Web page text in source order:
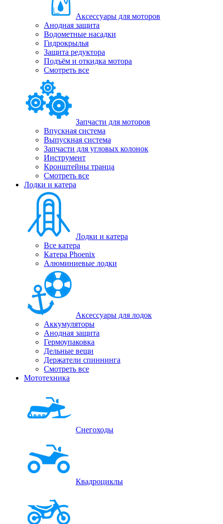
Аксессуары для моторов
Анодная защита
Водометные насадки
Гидрокрылья
Защита редуктора
Подъём и откидка мотора
Смотреть все
Запчасти для моторов
Впускная система
Выпускная система
Запчасти для угловых колонок
Инструмент
Кронштейны транца
Смотреть все
Лодки и катера
Лодки и катера
Все катера
Катера Phoenix
Алюминиевые лодки
Аксессуары для лодок
Аккумуляторы
Анодная защита
Гермоупаковка
Дельные вещи
Держатели спиннинга
Смотреть все
Мототехника
Снегоходы
Квадроциклы